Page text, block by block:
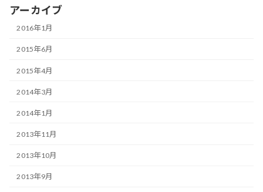
アーカイブ
2016年1月
2015年6月
2015年4月
2014年3月
2014年1月
2013年11月
2013年10月
2013年9月